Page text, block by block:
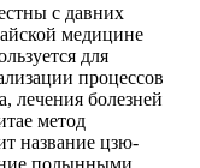
с давних
медицине
для
процессов
лечения болезней
метод
название цзю-
полынными